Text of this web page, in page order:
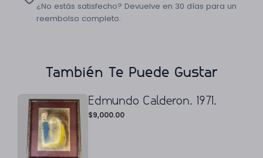
¿No estás satisfecho? Devuelve en 30 días para un
reembolso completo.
También Te Puede Gustar
Edmundo Calderon. 1971.
$9,000.00